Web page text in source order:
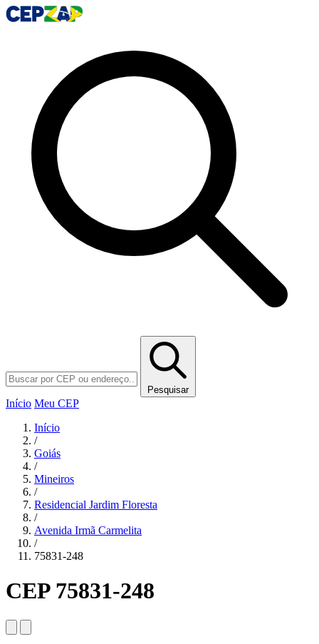
Pesquisar
Início Meu CEP
Início
/
Goiás
/
Mineiros
/
Residencial Jardim Floresta
/
Avenida Irmã Carmelita
/
75831-248
CEP 75831-248